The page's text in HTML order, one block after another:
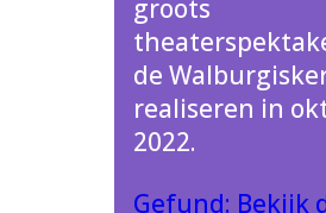
groots
de
realiseren in
2022.
Gefund: Bekijk